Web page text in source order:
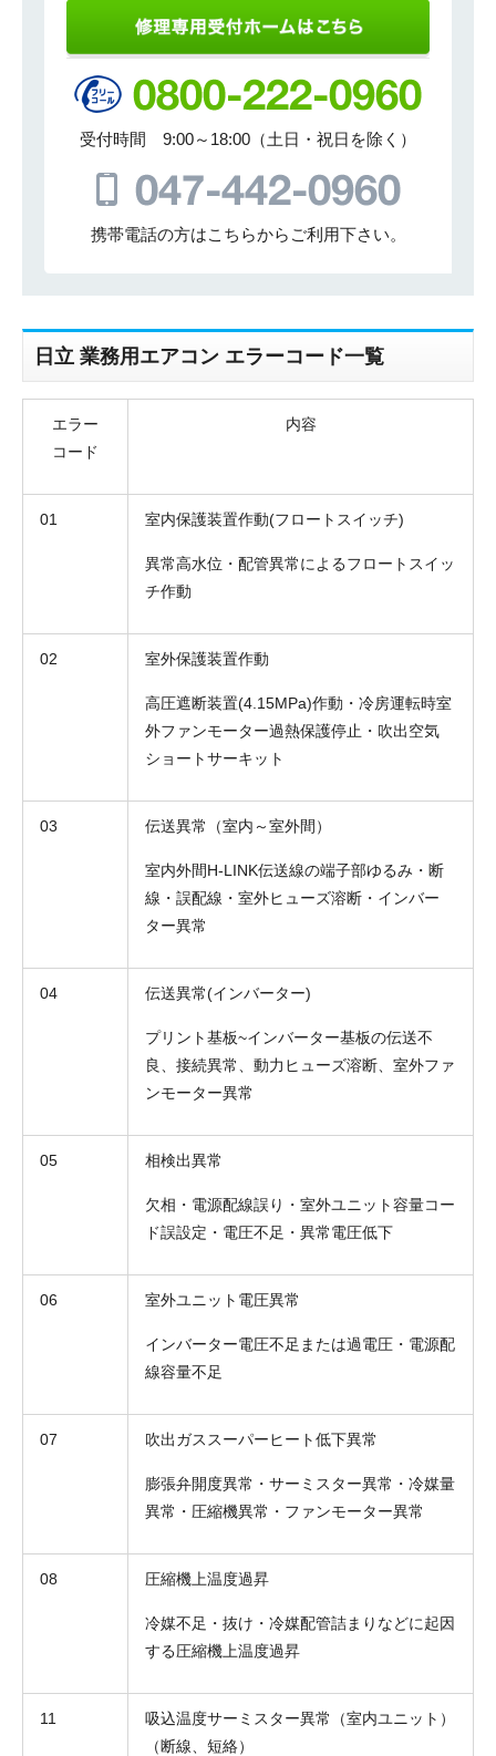
受付時間 9:00～18:00（土日・祝日を除く）
携帯電話の方はこちらからご利用下さい。
日立 業務用エアコン エラーコード一覧
エラー
コード
内容
01 室内保護装置作動(フロートスイッチ)
異常高水位・配管異常によるフロートスイッ
チ作動
02 室外保護装置作動
高圧遮断装置(4.15MPa)作動・冷房運転時室
外ファンモーター過熱保護停止・吹出空気
ショートサーキット
03 伝送異常（室内～室外間）
室内外間H-LINK伝送線の端子部ゆるみ・断
線・誤配線・室外ヒューズ溶断・インバー
ター異常
04 伝送異常(インバーター)
プリント基板~インバーター基板の伝送不
良、接続異常、動力ヒューズ溶断、室外ファ
ンモーター異常
05 相検出異常
欠相・電源配線誤り・室外ユニット容量コー
ド誤設定・電圧不足・異常電圧低下
06 室外ユニット電圧異常
インバーター電圧不足または過電圧・電源配
線容量不足
07 吹出ガススーパーヒート低下異常
膨張弁開度異常・サーミスター異常・冷媒量
異常・圧縮機異常・ファンモーター異常
08 圧縮機上温度過昇
冷媒不足・抜け・冷媒配管詰まりなどに起因
する圧縮機上温度過昇
11
吸込温度サーミスター異常（室内ユニット）
（断線、短絡）